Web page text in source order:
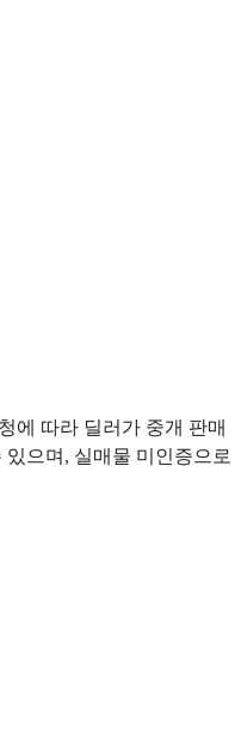
에 따라 딜러가 중개 판매
으며, 실매물 미인증으로